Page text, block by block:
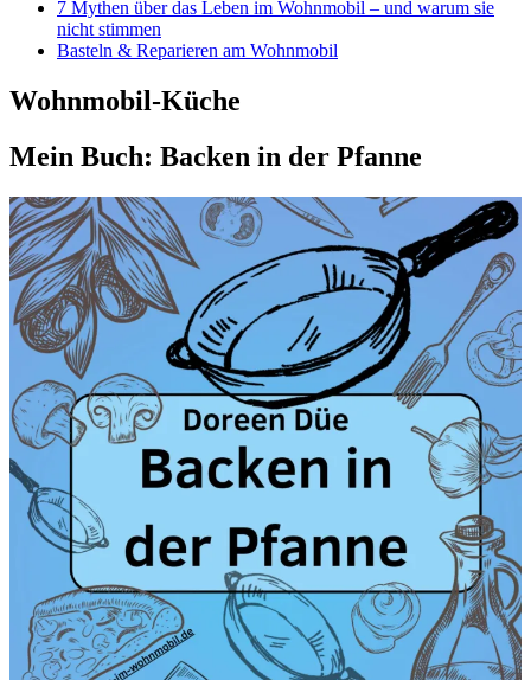
7 Mythen über das Leben im Wohnmobil – und warum sie
nicht stimmen
Basteln & Reparieren am Wohnmobil
Wohnmobil-Küche
Mein Buch: Backen in der Pfanne